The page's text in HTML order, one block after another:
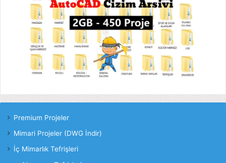
Premium Projeler
Mimari Projeler (DWG İndir)
İç Mimarlık Tefrişleri